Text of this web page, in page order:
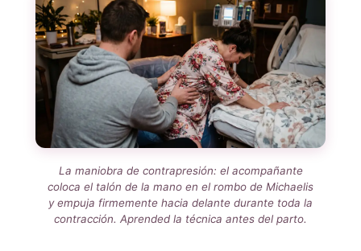
La maniobra de contrapresión: el acompañante
coloca el talón de la mano en el rombo de Michaelis
y empuja firmemente hacia delante durante toda la
contracción. Aprended la técnica antes del parto.